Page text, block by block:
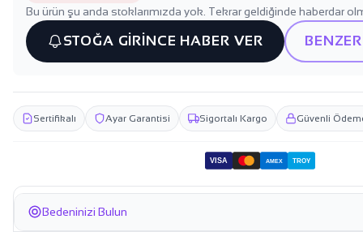
Bu ürün şu anda stoklarımızda yok. Tekrar geldiğinde haberdar
STOĞA GİRİNCE HABER VER
Sertifikalı Ayar Garantisi Sigortalı Kargo Güvenli
VISA AMEX TROY
Bedeninizi Bulun